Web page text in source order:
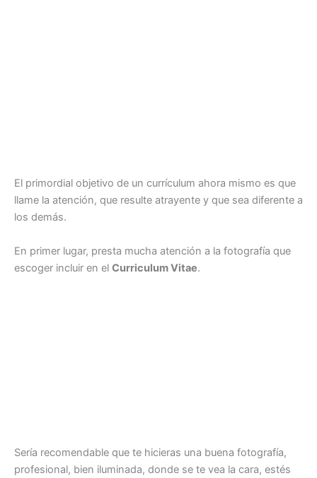
El primordial objetivo de un currículum ahora mismo es que
llame la atención, que resulte atrayente y que sea diferente a
los demás.
En primer lugar, presta mucha atención a la fotografía que
escoger incluir en el Curriculum Vitae.
Sería recomendable que te hicieras una buena fotografía,
profesional, bien iluminada, donde se te vea la cara, estés